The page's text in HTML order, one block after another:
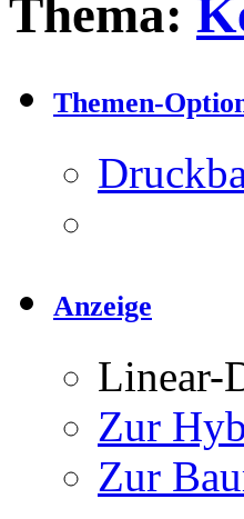
Thema:
Themen-
Anzeige
Linear-
Zur
Zur